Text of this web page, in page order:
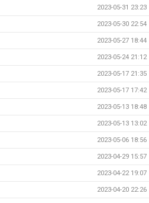
2023-05-31 23:23
2023-05-30 22:54
2023-05-27 18:44
2023-05-24 21:12
2023-05-17 21:35
2023-05-17 17:42
2023-05-13 18:48
2023-05-13 13:02
2023-05-06 18:56
2023-04-29 15:57
2023-04-22 19:07
2023-04-20 22:26